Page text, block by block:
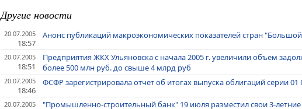
Другие новости
20.07.2005
18:57
Анонс публикаций макроэкономических показателей стран
20.07.2005
18:51
Предприятия ЖКХ Ульяновска с начала 2005 г. увеличили объем
более 500 млн руб. до свыше 4 млрд руб
20.07.2005
18:46
ФСФР зарегистрировала отчет об итогах выпуска облигаций серии
20.07.2005
"Промышленно-строительный банк" 19 июля разместил свои 3-